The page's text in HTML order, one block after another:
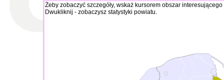
Żeby zobaczyć szczegóły, wskaż kursorem obszar
Dwukliknij - zobaczysz statystyki powiatu.